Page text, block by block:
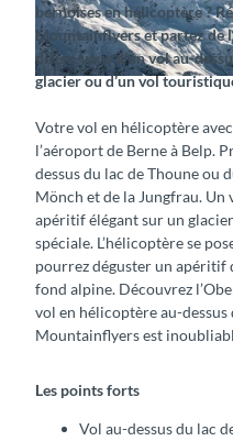
©CC-BY-SA
bernoises en hélicoptère ?
Mountainflyers et partez de
diriez-vous d’un vol au-
glacier ou d’un vol
Votre vol en hélicoptère
l’aéroport de Berne à Belp.
dessus du lac de Thoune ou
Mönch et de la Jungfrau. Un
apéritif élégant sur un
spéciale. L’hélicoptère se
pourrez déguster un apéritif
fond alpine. Découvrez
vol en hélicoptère au-dessus
Mountainflyers est
Les points forts
Vol au-dessus du lac